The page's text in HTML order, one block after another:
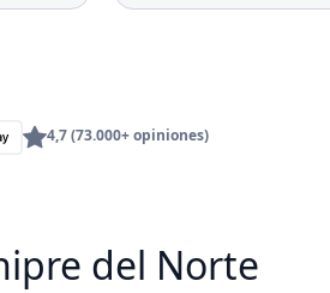
4,7 (73.000+ opiniones)
del Norte